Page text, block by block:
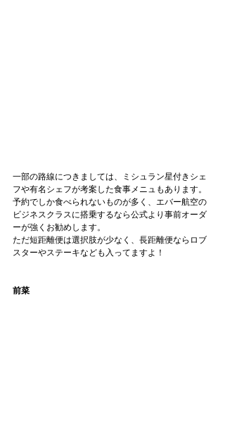
一部の路線につきましては、ミシュラン星付きシェ
フや有名シェフが考案した食事メニュもあります。
予約でしか食べられないものが多く、エバー航空の
ビジネスクラスに搭乗するなら公式より事前オーダ
ーが強くお勧めします。
ただ短距離便は選択肢が少なく、長距離便ならロブ
スターやステーキなども入ってますよ！
前菜